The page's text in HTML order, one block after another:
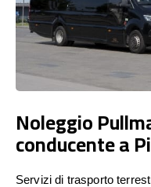
Noleggio
conducente a
Servizi di trasporto